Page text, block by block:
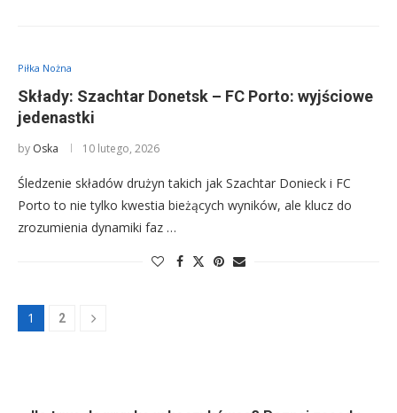
Piłka Nożna
Składy: Szachtar Donetsk – FC Porto: wyjściowe
jedenastki
by Oska 10 lutego, 2026
Śledzenie składów drużyn takich jak Szachtar Donieck i FC
Porto to nie tylko kwestia bieżących wyników, ale klucz do
zrozumienia dynamiki faz …
1 2